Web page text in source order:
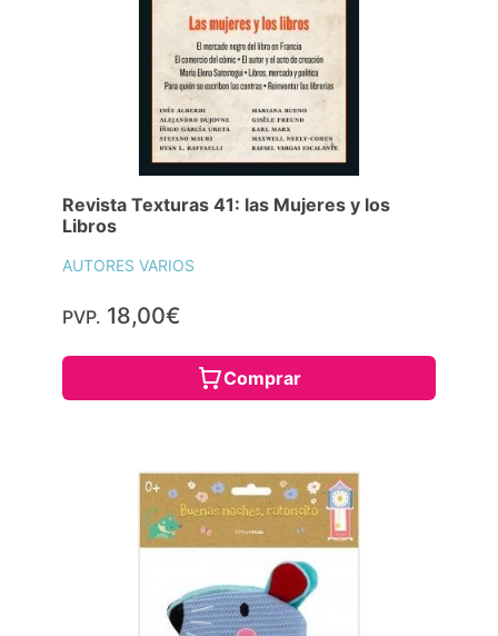
Revista Texturas 41: las Mujeres y los
Libros
AUTORES VARIOS
PVP. 18,00€
Comprar